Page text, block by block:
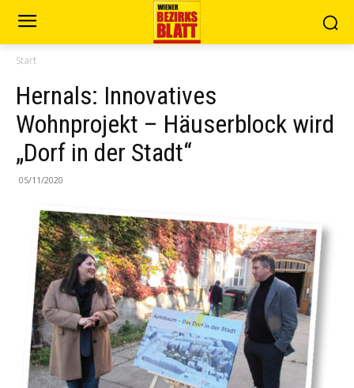
Start
Hernals: Innovatives
Wohnprojekt – Häuserblock wird
„Dorf in der Stadt“
05/11/2020